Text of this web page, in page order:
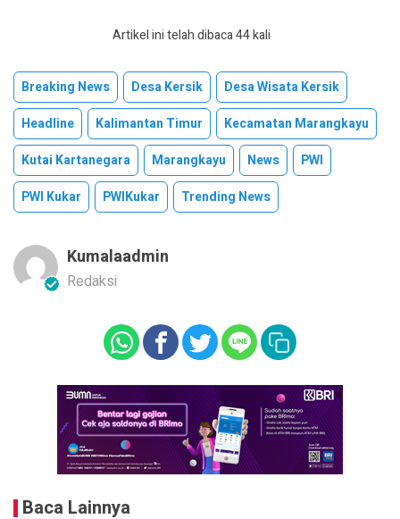
Artikel ini telah dibaca 44 kali
Breaking News Desa Kersik
Desa Wisata Kersik
Headline
Kalimantan Timur
Kecamatan Marangkayu
Kutai Kartanegara
Marangkayu News
PWI
PWI Kukar
PWIKukar Trending News
Kumalaadmin
Redaksi
Baca Lainnya